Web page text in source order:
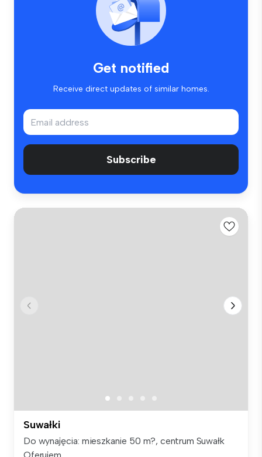
Get notified
Receive direct updates of similar homes.
Subscribe
Suwałki
Do wynajęcia: mieszkanie 50 m?, centrum Suwałk